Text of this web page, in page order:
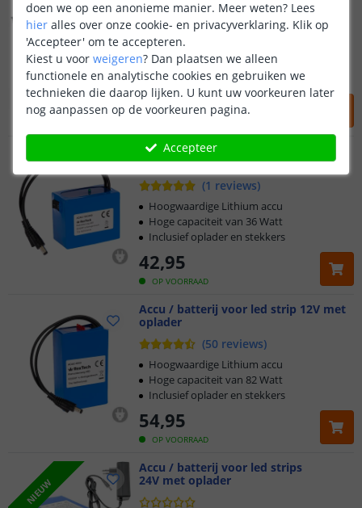
Adapter voor led strips
(2 reviews)
27,95
5 volt adapter
Stabiel en hoog vermogen
Voor 5 volt led strips
Accu / batterij voor led strip
12V met oplader
(1 reviews)
OP VOORRAAD
42,95
Hoogwaardige Lithium accu
Hoge capaciteit van 36 Watt
Inclusief oplader en stekkers
Accu / batterij voor led strip 12V met
oplader
(50 reviews)
OP VOORRAAD
54,95
Hoogwaardige Lithium accu
Hoge capaciteit van 82 Watt
Inclusief oplader en stekkers
NIEUW
Accu / batterij voor led strips
24V met oplader
doen we op een anonieme manier. Meer weten? Lees
hier alles over onze cookie- en privacyverklaring. Klik op
'Accepteer' om te accepteren.
Kiest u voor weigeren? Dan plaatsen we alleen
functionele en analytische cookies en gebruiken we
technieken die daarop lijken. U kunt uw voorkeuren later
nog aanpassen op de voorkeuren pagina.
Accepteer